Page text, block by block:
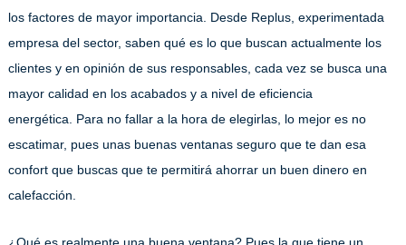
los factores de mayor importancia. Desde Replus, experimentada
empresa del sector, saben qué es lo que buscan actualmente los
clientes y en opinión de sus responsables, cada vez se busca una
mayor calidad en los acabados y a nivel de eficiencia
energética. Para no fallar a la hora de elegirlas, lo mejor es no
escatimar, pues unas buenas ventanas seguro que te dan esa
confort que buscas que te permitirá ahorrar un buen dinero en
calefacción.